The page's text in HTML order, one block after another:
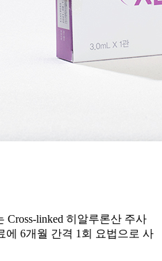
Cross-linked 히알루론산 주사
에 6개월 간격 1회 요법으로 사